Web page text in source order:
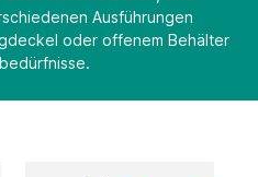
Ausführungen
oder offenem Behälter